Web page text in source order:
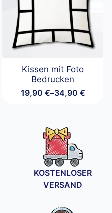
Kissen mit Foto
Bedrucken
19,90 €–34,90 €
Preisspanne:
34,90 €
KOSTENLOSER
VERSAND